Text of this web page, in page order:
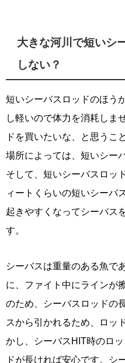
大きな河川で短いシ
しない？
短いシーバスロッドのほう
し軽いので体力を消耗しま
ドを買いたいな、と思うこ
場所によっては、短いシー
そして、短いシーバスロッ
ィートくらいの短いシーバ
起きやすくなってシーバス
す。
シーバスは重量のある魚で
に、ファイト中にラインが
のため、シーバスロッドの
スから引かれるため、ロッ
かし、シーバスHIT時のロ
ドが長ければ安心です。シ